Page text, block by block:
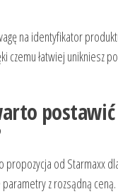
na identyfikator
czemu łatwiej unikniesz
propozycja od Starmaxx
z rozsądną ceną.